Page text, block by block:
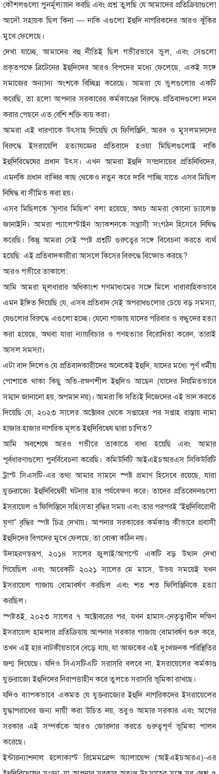
কৌশলগুলো পুনর্মূল্যায়ন করছি এবং প্রশ্ন তুলছি যে আমাদের প্রতিক্রিয়াগুলো
আদৌ সহায়ক ছিল কিনা — নাকি এগুলো ইহুদি নাগরিকদের আরও ঝুঁকির
মুখে ফেলেছে।
দেখা যাচ্ছে, আমাদের বহু নীতিই ছিল গভীরভাবে ভুল, এবং সেগুলো
প্রকৃতপক্ষে ব্রিটেনের ইহুদিদের আরও বিপদের মধ্যে ফেলেছে, একই সঙ্গে
সমাজের অন্যান্য অংশকে বিচ্ছিন্ন করেছে। আমরা যে ভুলগুলোর একটি
করেছি, তা হলো আপনার সরকারের কর্মকাণ্ডের বিরুদ্ধে প্রতিবাদগুলো দমন
করার পেছনে এত বেশি শক্তি ব্যয় করা।
আমরা এই ধারণাকে উৎসাহ দিয়েছি যে ফিলিস্তিনি, আরব ও মুসলমানদের
বিরুদ্ধে ইসরায়েলি হত্যাযজ্ঞের প্রতিবাদে হওয়া মিছিলগুলোই নাকি
ইহুদিবিদ্বেষের প্রধান উৎস। এখন আমরা ইহুদি সম্প্রদায়ের প্রতিনিধিদের,
এমনকি প্রধান রাব্বির কাছ থেকেও নতুন করে দাবি পাচ্ছি যাতে এসব মিছিল
নিষিদ্ধ বা সীমিত করা হয়।
এসব মিছিলকে “ঘৃণার মিছিল” বলা হয়েছে, অথচ আমরা কোনো চ্যালেঞ্জ
জানাইনি। আমরা প্যালেস্টাইন অ্যাকশনকে সন্ত্রাসী সংগঠন হিসেবে নিষিদ্ধ
করেছি। কিন্তু আমরা সেই স্পষ্ট প্রশ্নটি গুরুত্বের সঙ্গে বিবেচনা করতে ব্যর্থ
হয়েছি: এই প্রতিবাদকারীরা আসলে কিসের বিরুদ্ধে বিক্ষোভ করছে?
আরও গভীরে তাকালে:
আমি আমরা মূলধারার অধিকাংশ গণমাধ্যমের সঙ্গে মিলে ধারাবাহিকভাবে
এমন ইঙ্গিত দিয়েছি যে, এসব প্রতিবাদ সেই অপরাধগুলোর চেয়ে বড় সমস্যা,
যেগুলোর বিরুদ্ধে এগুলো হচ্ছে। যেনো গাজায় যাদের পরিবার ও বন্ধুদের হত্যা
করা হয়েছে, অথবা যারা ন্যায়বিচার ও গণহত্যার বিরোধিতা করেন, তারাই
আসল সমস্যা।
এটা বাদ দিলেও যে প্রতিবাদকারীদের অনেকেই ইহুদি, যাদের মধ্যে পূর্ণ ধর্মীয়
পোশাকে থাকা কিছু অতি-রক্ষণশীল ইহুদিও আছেন (যাদের নিয়মিতভাবে
সম্মান জানানো হয়, অপমান নয়)। আমরা কি সত্যিই নিজেদের এই ভান করতে
দিয়েছি যে, ২০২৩ সালের অক্টোবর থেকে সপ্তাহের পর সপ্তাহ রাস্তায় নামা
হাজার হাজার নাগরিক মূলত ইহুদিবিদ্বেষ দ্বারা চালিত?
আমি অবশেষে আরও গভীরে তাকাতে বাধ্য হয়েছি এবং আমার
পূর্বধারণাগুলো পুনর্বিবেচনা করেছি। কমিউনিটি আইএইচআরএস সিকিউরিটি
ট্রাস্ট সিএসটি-এর তথ্য আমার সামনে স্পষ্ট প্রমাণ হিসেবে রয়েছে, যারা
যুক্তরাজ্যে ইহুদিবিদ্বেষী ঘটনার হার পর্যবেক্ষণ করে। তাদের প্রতিবেদনগুলো
ইসরায়েল ও ফিলিস্তিনে সহিংসতা বৃদ্ধির সময় এবং তার পরপরই “ইহুদিবিরোধী
ঘৃণা” বৃদ্ধির স্পষ্ট চিত্র দেখায়। আপনার সরকারের কর্মকাণ্ড কীভাবে প্রবাসী
ইহুদিদের বিপদের মুখে ফেলছে, তা বোঝা কঠিন নয়।
উদাহরণস্বরূপ, ২০১৪ সালের জুলাই/আগস্টে একটি বড় উত্থান দেখা
গিয়েছিল এবং আরেকটি ২০২১ সালের মে মাসে, উভয় সময়েই যখন
ইসরায়েল গাজায় বোমাবর্ষণ করছিল এবং শত শত ফিলিস্তিনিকে হত্যা
করছিল।
স্পষ্টতই, ২০২৩ সালের ৭ অক্টোবরের পর, যখন হামাস-নেতৃত্বাধীন দক্ষিণ
ইসরায়েল হামলার প্রতিক্রিয়ায় আপনার সরকার গাজায় বোমাবর্ষণ শুরু করে,
তখন এই হার নাটকীয়ভাবে বেড়ে যায়, যা আজকের এই দুঃখজনক পরিস্থিতির
জন্ম দিয়েছে। যদিও সিএসটিএটি সরাসরি বলবে না, ইসরায়েলের কর্মকাণ্ড
যুক্তরাজ্যে ইহুদিদের নিরাপত্তাহীন করে তুলতে সরাসরি ভূমিকা রাখছে।
যদিও ব্যাপকভাবে একমত যে যুক্তরাজ্যের ইহুদি নাগরিকদের ইসরায়েলের
যুদ্ধাপরাধের জন্য দায়ী করা উচিত নয়, তবুও আমার সরকার এবং আগের
সরকার এই সম্পর্ককে আরও জোরদার করতে গুরুত্বপূর্ণ ভূমিকা পালন
করেছে।
ইন্টারন্যাশনাল হলোকাস্ট রিমেমব্রেন্স অ্যালায়েন্স (আইএইচআরএ)-এর